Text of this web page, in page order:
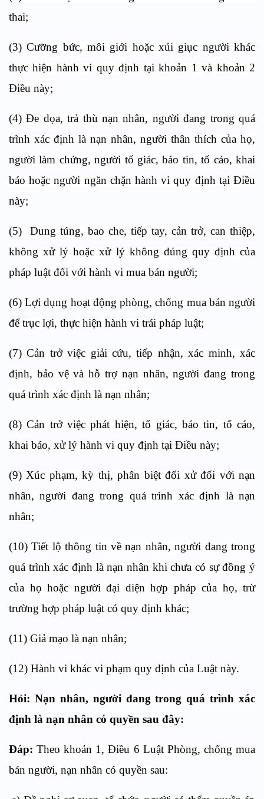
thai;
(3) Cưỡng bức, môi giới hoặc xúi giục người khác
thực hiện hành vi quy định tại khoản 1 và khoản 2
Điều này;
(4) Đe dọa, trả thù nạn nhân, người đang trong quá
trình xác định là nạn nhân, người thân thích của họ,
người làm chứng, người tố giác, báo tin, tố cáo, khai
báo hoặc người ngăn chặn hành vi quy định tại Điều
này;
(5) Dung túng, bao che, tiếp tay, cản trở, can thiệp,
không xử lý hoặc xử lý không đúng quy định của
pháp luật đối với hành vi mua bán người;
(6) Lợi dụng hoạt động phòng, chống mua bán người
để trục lợi, thực hiện hành vi trái pháp luật;
(7) Cản trở việc giải cứu, tiếp nhận, xác minh, xác
định, bảo vệ và hỗ trợ nạn nhân, người đang trong
quá trình xác định là nạn nhân;
(8) Cản trở việc phát hiện, tố giác, báo tin, tố cáo,
khai báo, xử lý hành vi quy định tại Điều này;
(9) Xúc phạm, kỳ thị, phân biệt đối xử đối với nạn
nhân, người đang trong quá trình xác định là nạn
nhân;
(10) Tiết lộ thông tin về nạn nhân, người đang trong
quá trình xác định là nạn nhân khi chưa có sự đồng ý
của họ hoặc người đại diện hợp pháp của họ, trừ
trường hợp pháp luật có quy định khác;
(11) Giả mạo là nạn nhân;
(12) Hành vi khác vi phạm quy định của Luật này.
Hỏi: Nạn nhân, người đang trong quá trình xác
định là nạn nhân có quyền sau đây:
Đáp:Theo khoản 1, Điều 6 Luật Phòng, chống mua
bán người, nạn nhân có quyền sau: